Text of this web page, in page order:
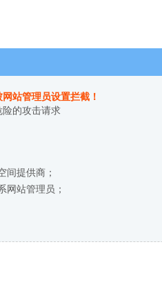
站管理员设置拦截！
的攻击请求
间提供商；
网站管理员；